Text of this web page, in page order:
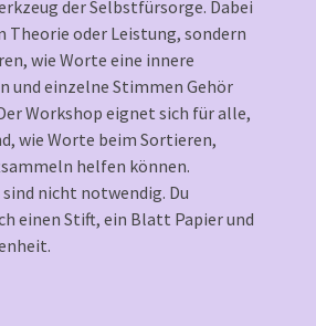
der Selbstfürsorge. Dabei
Theorie oder Leistung, sondern
wie Worte eine innere
und einzelne Stimmen Gehör
Workshop eignet sich für alle,
wie Worte beim Sortieren,
helfen können.
nicht notwendig. Du
einen Stift, ein Blatt Papier und